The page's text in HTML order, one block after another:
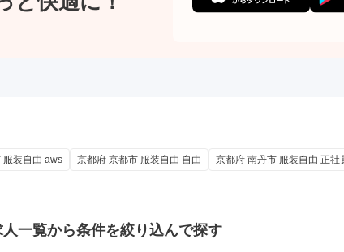
服装自由 aws 京都府 京都市 服装自由 自由
京都府 南丹市 服装自由 正社
人一覧から条件を絞り込んで探す